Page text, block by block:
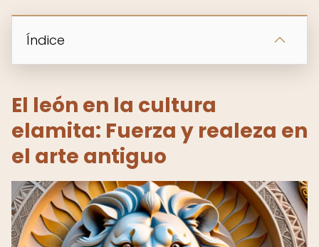
Índice
El león en la cultura
elamita: Fuerza y realeza en
el arte antiguo